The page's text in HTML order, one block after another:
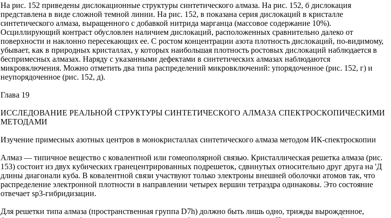
На рис. 152 приведены дислокационные структуры синтетического алмаза. На рис. 152, б дислокация
представлена в виде сложной темной линии. На рис. 152, в показана серия дислокаций в кристалле
синтетического алмаза, выращенного с добавкой нитрида марганца (массовое содержание 10%).
Осциллирующий контраст обусловлен наличием дислокаций, расположенных сравнительно далеко от
поверхности и наклонно пересекающих ее. С ростом концентрации азота плотность дислокаций, по-видимому,
убывает, как в природных кристаллах, у которых наибольшая плотность ростовых дислокаций наблюдается в
беспримесных алмазах. Наряду с указанными дефектами в синтетических алмазах наблюдаются
микровключения. Можно отметить два типа распределений микровключений: упорядоченное (рис. 152, г) и
неупорядоченное (рис. 152, д).
Глава 19
ИССЛЕДОВАНИЕ РЕАЛЬНОЙ СТРУКТУРЫ СИНТЕТИЧЕСКОГО АЛМАЗА СПЕКТРОСКОПИЧЕСКИМИ
МЕТОДАМИ
Изучение примесных азотных центров в монокристаллах синтетического алмаза методом ИК-спектроскопии
Алмаз — типичное вещество с ковалентной или гомеополярной связью. Кристаллическая решетка алмаза (рис.
153) состоит из двух кубических гранецентрированных подрешеток, сдвинутых относительно друг друга на 'Д
длины диагонали куба. В ковалентной связи участвуют только электроны внешней оболочки атомов так, что
распределение электронной плотности в направлении четырех вершин тетраэдра одинаковы. Это состояние
отвечает sp3-гибридизации.
Для решетки типа алмаза (пространственная группа D7h) должно быть лишь одно, трижды вырожденное,